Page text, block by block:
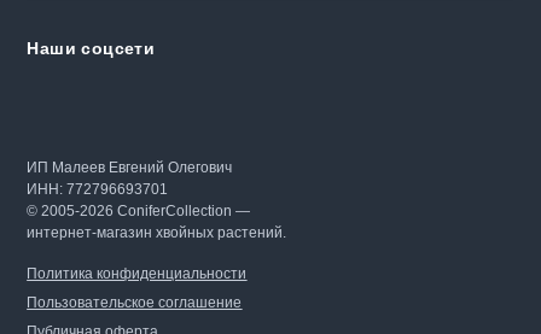
Наши соцсети
ИП Малеев Евгений Олегович
ИНН: 772796693701
© 2005-2026 ConiferCollection —
интернет-магазин хвойных растений.
Политика конфиденциальности
Пользовательское соглашение